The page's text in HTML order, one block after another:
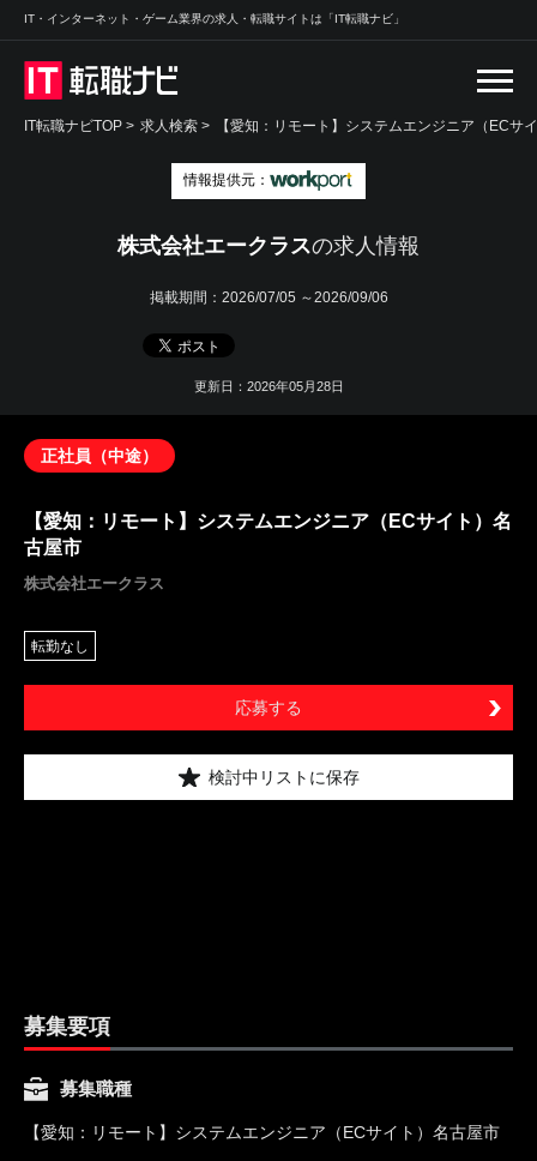
IT・インターネット・ゲーム業界の求人・転職サイトは「IT転職ナビ」
IT転職ナビTOP > 求人検索 > 【愛知：リモート】システムエンジニア（ECサ
情報提供元：
株式会社エークラスの求人情報
掲載期間： 2026/07/05 ～2026/09/06
更新日：2026年05月28日
正社員（中途）
【愛知：リモート】システムエンジニア（ECサイト）名
古屋市
株式会社エークラス
転勤なし
応募する
検討中リストに保存
募集要項
募集職種
【愛知：リモート】システムエンジニア（ECサイト）名古屋市